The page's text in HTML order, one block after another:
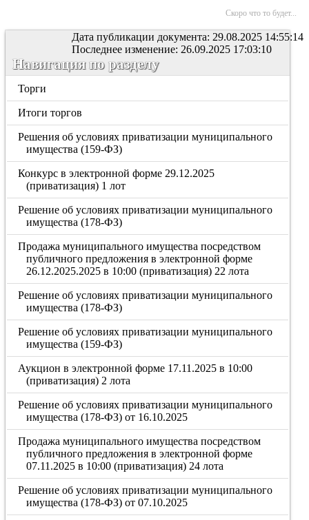
Скоро что то будет...
Дата публикации документа: 29.08.2025 14:55:14
Последнее изменение: 26.09.2025 17:03:10
Навигация по разделу
Торги
Итоги торгов
Решения об условиях приватизации муниципального
имущества (159-ФЗ)
Конкурс в электронной форме 29.12.2025
(приватизация) 1 лот
Решение об условиях приватизации муниципального
имущества (178-ФЗ)
Продажа муниципального имущества посредством
публичного предложения в электронной форме
26.12.2025.2025 в 10:00 (приватизация) 22 лота
Решение об условиях приватизации муниципального
имущества (178-ФЗ)
Решение об условиях приватизации муниципального
имущества (159-ФЗ)
Аукцион в электронной форме 17.11.2025 в 10:00
(приватизация) 2 лота
Решение об условиях приватизации муниципального
имущества (178-ФЗ) от 16.10.2025
Продажа муниципального имущества посредством
публичного предложения в электронной форме
07.11.2025 в 10:00 (приватизация) 24 лота
Решение об условиях приватизации муниципального
имущества (178-ФЗ) от 07.10.2025